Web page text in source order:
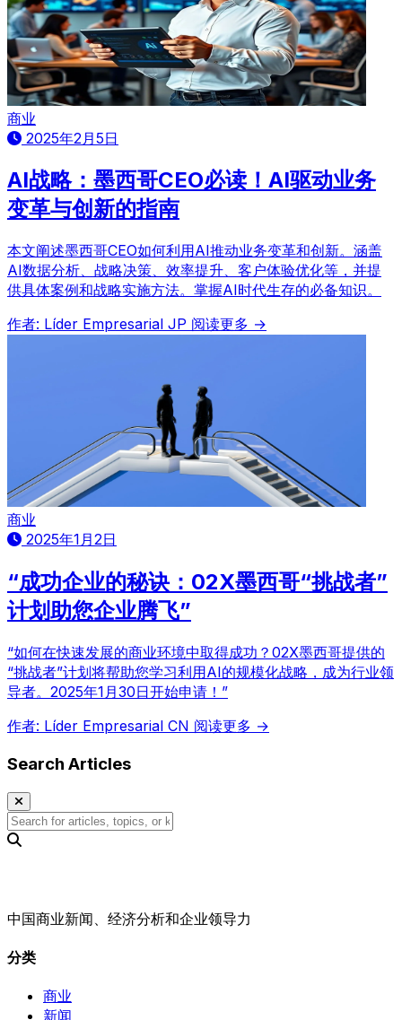
商业
2025年2月5日
AI战略：墨西哥CEO必读！AI驱动业务
变革与创新的指南
本文阐述墨西哥CEO如何利用AI推动业务变革和创新。涵盖
AI数据分析、战略决策、效率提升、客户体验优化等，并提
供具体案例和战略实施方法。掌握AI时代生存的必备知识。
作者: Líder Empresarial JP 阅读更多 →
商业
2025年1月2日
“成功企业的秘诀：02X墨西哥“挑战者”
计划助您企业腾飞”
“如何在快速发展的商业环境中取得成功？02X墨西哥提供的
“挑战者”计划将帮助您学习利用AI的规模化战略，成为行业领
导者。2025年1月30日开始申请！”
作者: Líder Empresarial CN 阅读更多 →
Search Articles
中国商业新闻、经济分析和企业领导力
分类
商业
新闻